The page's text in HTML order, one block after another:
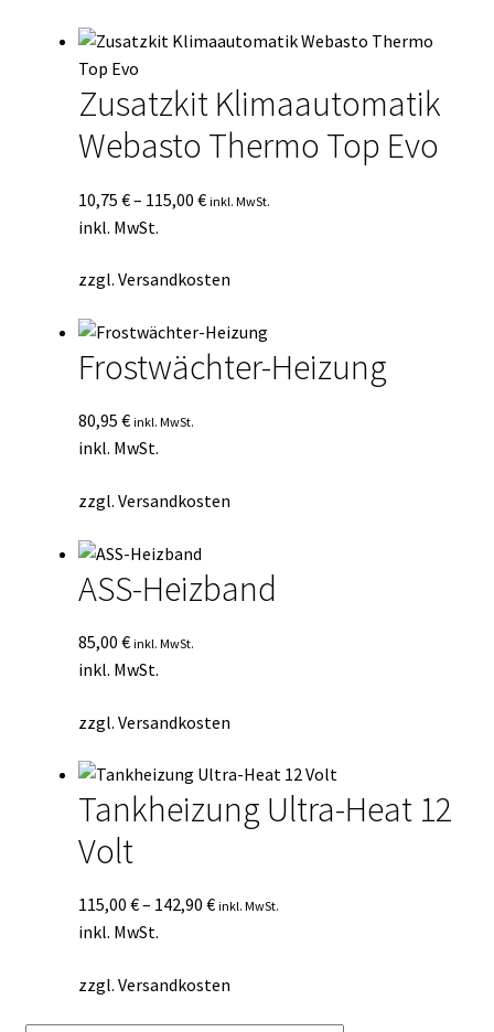
Mein Konto
Mein Konto
Vertrag widerrufen
sortiert
Zusatzkit Klimaautomatik
Webasto Thermo Top Evo
10,75 €– 115,00 € inkl. MwSt.
inkl. MwSt.
zzgl. Versandkosten
Frostwächter-Heizung
80,95 € inkl. MwSt.
inkl. MwSt.
zzgl. Versandkosten
ASS-Heizband
85,00 € inkl. MwSt.
inkl. MwSt.
zzgl. Versandkosten
Tankheizung Ultra-Heat 12
Volt
115,00 €– 142,90 € inkl. MwSt.
inkl. MwSt.
zzgl. Versandkosten